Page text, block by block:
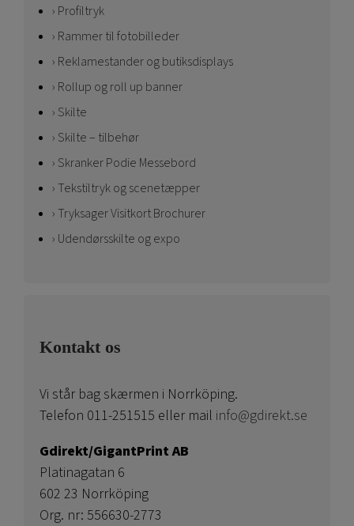
Profiltryk
Rammer til fotobilleder
Reklamestander og butiksdisplays
Rollup og roll up banner
Skilte
Skilte – tilbehør
Skranker Podie Messebord
Tekstiltryk og scenetæpper
Tryksager Visitkort Brochurer
Udendørsskilte og expo
Kontakt os
Vi står bag skærmen i Norrköping.
Telefon 011-251515 eller mail info@gdirekt.se
Gdirekt/GigantPrint AB
Platinagatan 6
602 23 Norrköping
Org. nr: 556630-2773